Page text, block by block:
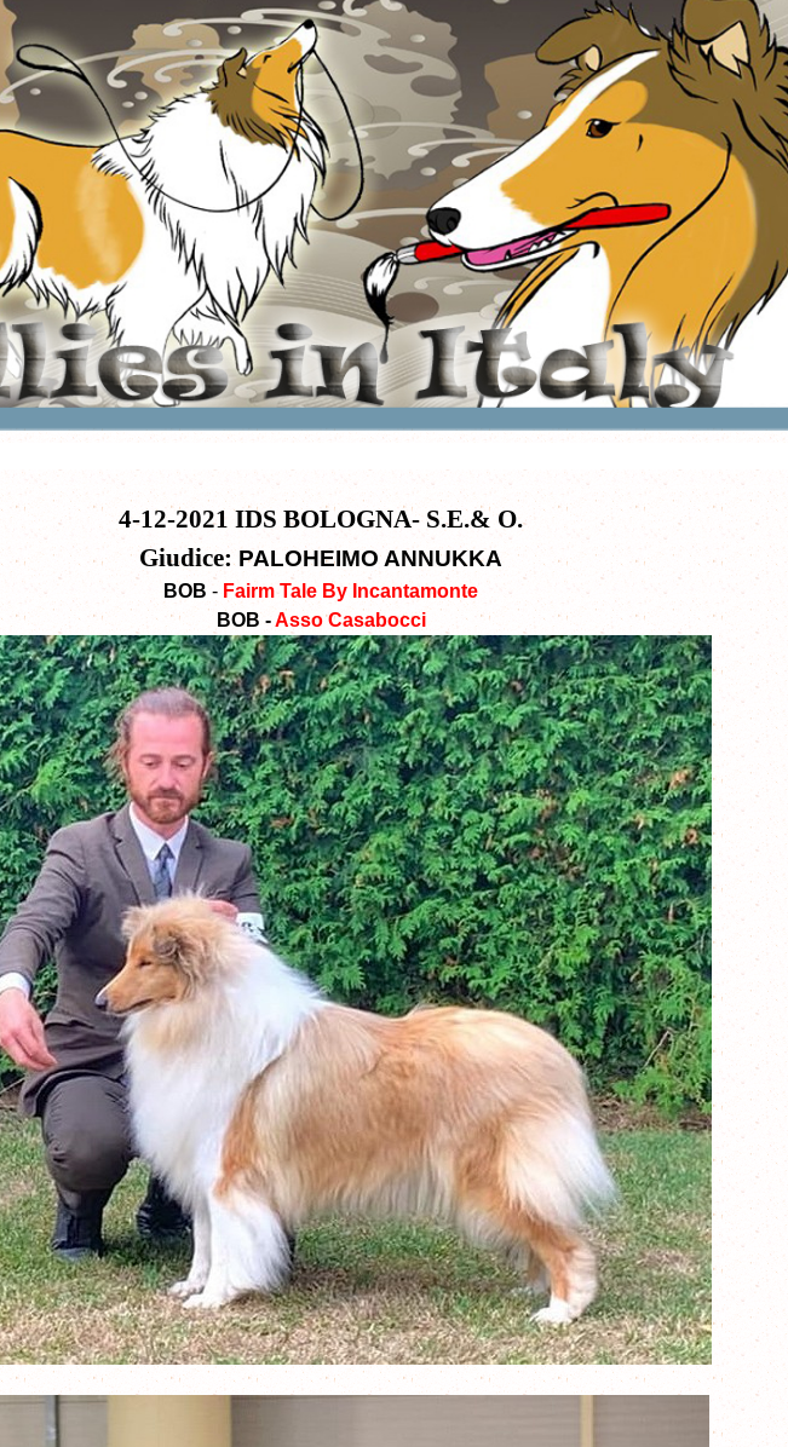
4-12-2021 IDS BOLOGNA- S.E.& O.
Giudice:PALOHEIMO ANNUKKA
BOB - Fairm Tale By Incantamonte
BOB - Asso Casabocci